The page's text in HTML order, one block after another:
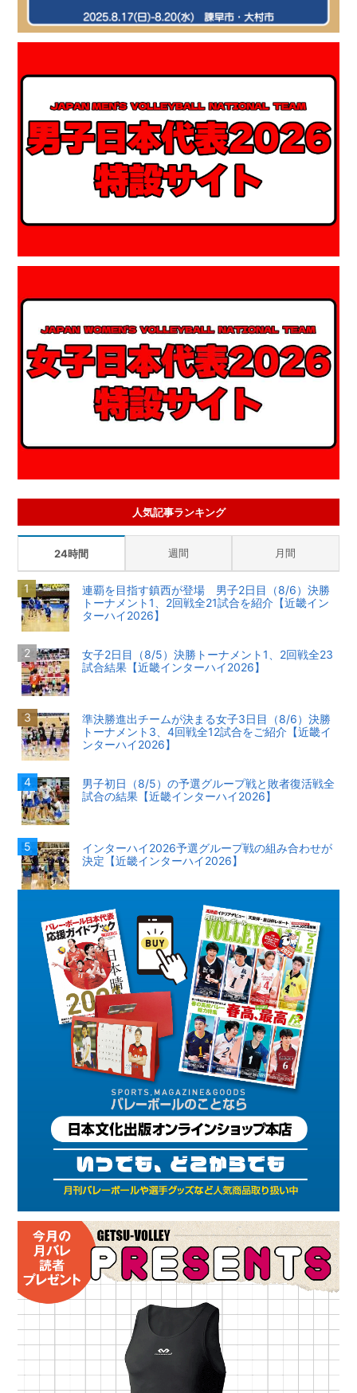
人気記事ランキング
24時間 週間 月間
連覇を目指す鎮西が登場 男子2日目（8/6）決勝
トーナメント1、2回戦全21試合を紹介【近畿イン
ターハイ2026】
女子2日目（8/5）決勝トーナメント1、2回戦全23
試合結果【近畿インターハイ2026】
準決勝進出チームが決まる女子3日目（8/6）決勝
トーナメント3、4回戦全12試合をご紹介【近畿イ
ンターハイ2026】
男子初日（8/5）の予選グループ戦と敗者復活戦全
試合の結果【近畿インターハイ2026】
インターハイ2026予選グループ戦の組み合わせが
決定【近畿インターハイ2026】